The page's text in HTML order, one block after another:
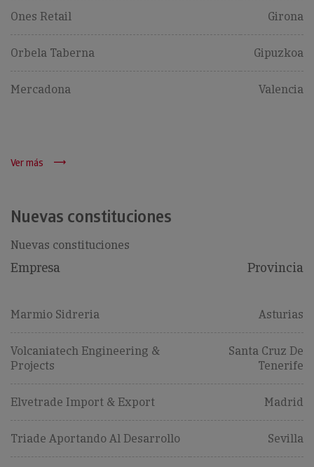
Ones Retail Girona
Orbela Taberna Gipuzkoa
Mercadona Valencia
Ver más
Nuevas constituciones
Nuevas constituciones
Empresa Provincia
Marmio Sidreria Asturias
Volcaniatech Engineering &
Projects
Santa Cruz De
Tenerife
Elvetrade Import & Export Madrid
Triade Aportando Al Desarrollo Sevilla